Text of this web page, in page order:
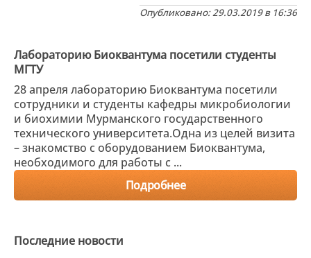
Опубликовано: 29.03.2019 в 16:36
Лабораторию Биоквантума посетили студенты
МГТУ
28 апреля лабораторию Биоквантума посетили
сотрудники и студенты кафедры микробиологии
и биохимии Мурманского государственного
технического университета.Одна из целей визита
– знакомство с оборудованием Биоквантума,
необходимого для работы с ...
Подробнее
Последние новости